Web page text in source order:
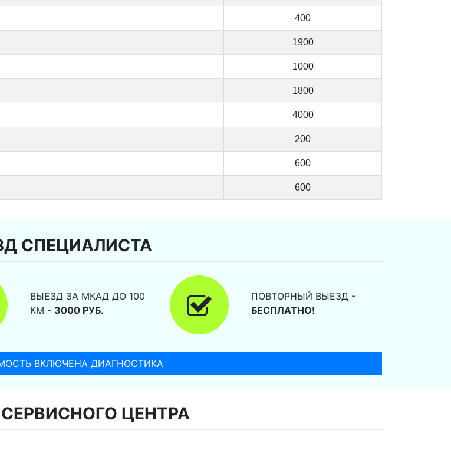
400
1900
1000
1800
4000
200
600
600
СПЕЦИАЛИСТА
ВЫЕЗД ЗА МКАД ДО 100
КМ - 3000 РУБ.
ПОВТОРНЫЙ ВЫЕЗД -
БЕСПЛАТНО!
ВКЛЮЧЕНА ДИАГНОСТИКА
ЦЕНТРА